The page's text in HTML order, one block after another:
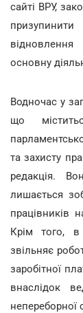
сайті ВРУ,
основну
Водночас у
що
та захисту
редакція.
лишається
працівників
Крім того,
звільняє
заробітної
внаслідок
непереборної